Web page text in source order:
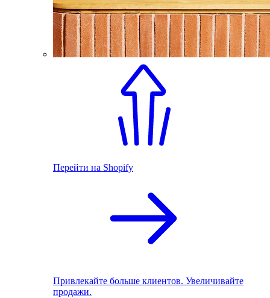
Перейти на Shopify
Привлекайте больше клиентов. Увеличивайте
продажи.